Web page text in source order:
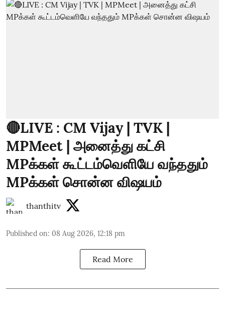
🔴LIVE : CM Vijay | TVK |
MPMeet | அனைத்து கட்சி
MPக்கள் கூட்டம்வெளியே வந்ததும்
MPக்கள் சொன்ன விஷயம்
thanthitv
Published on: 08 Aug 2026, 12:18 pm
Read More